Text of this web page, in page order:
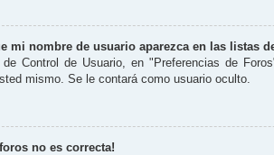
mi nombre de usuario aparezca en las listas
de Control de Usuario, en "Preferencias de
mismo. Se le contará como usuario oculto.
no es correcta!